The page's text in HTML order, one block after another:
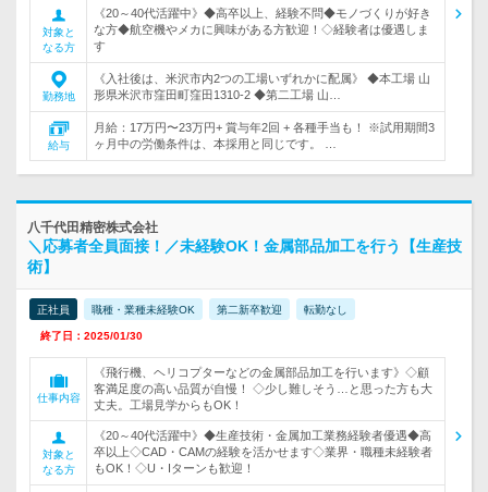
対象と
なる方
《20～40代活躍中》◆高卒以上、経験不問◆モノづくりが好き
な方◆航空機やメカに興味がある方歓迎！◇経験者は優遇しま
す
勤務地
《入社後は、米沢市内2つの工場いずれかに配属》 ◆本工場 山
形県米沢市窪田町窪田1310-2 ◆第二工場 山…
給与
月給：17万円〜23万円+ 賞与年2回 + 各種手当も！ ※試用期間3
ヶ月中の労働条件は、本採用と同じです。 …
八千代田精密株式会社
＼応募者全員面接！／未経験OK！金属部品加工を行う【生産技
術】
正社員 職種・業種未経験OK 第二新卒歓迎 転勤なし
終了日：2025/01/30
仕事内容
《飛行機、ヘリコプターなどの金属部品加工を行います》◇顧
客満足度の高い品質が自慢！ ◇少し難しそう…と思った方も大
丈夫。工場見学からもOK！
対象と
なる方
《20～40代活躍中》◆生産技術・金属加工業務経験者優遇◆高
卒以上◇CAD・CAMの経験を活かせます◇業界・職種未経験者
もOK！◇U・Iターンも歓迎！